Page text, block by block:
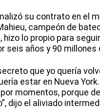
su contrato en el
campeón de
hizo lo propio para
seis años y 90 millones
que yo quería
estar en Nueva
momentos, porque
dijo el aliviado